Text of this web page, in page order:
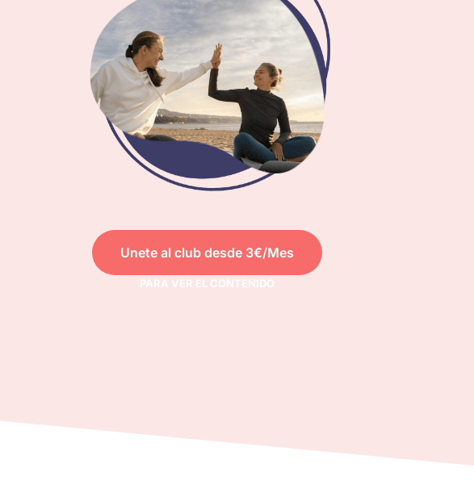
Unete al club desde 3€/Mes
PARA VER EL CONTENIDO